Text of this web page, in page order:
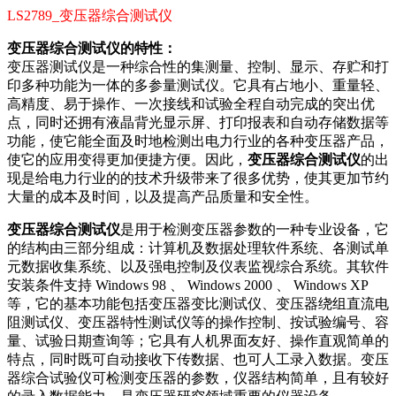
LS2789_变压器综合测试仪
变压器综合测试仪的特性：
变压器测试仪是一种综合性的集测量、控制、显示、存贮和打
印多种功能为一体的多参量测试仪。它具有占地小、重量轻、
高精度、易于操作、一次接线和试验全程自动完成的突出优
点，同时还拥有液晶背光显示屏、打印报表和自动存储数据等
功能，使它能全面及时地检测出电力行业的各种变压器产品，
使它的应用变得更加便捷方便。因此， 变压器综合测试仪的出
现是给电力行业的的技术升级带来了很多优势，使其更加节约
大量的成本及时间，以及提高产品质量和安全性。
变压器综合测试仪是用于检测变压器参数的一种专业设备，它
的结构由三部分组成：计算机及数据处理软件系统、各测试单
元数据收集系统、以及强电控制及仪表监视综合系统。其软件
安装条件支持 Windows 98 、 Windows 2000 、 Windows XP
等，它的基本功能包括变压器变比测试仪、变压器绕组直流电
阻测试仪、变压器特性测试仪等的操作控制、按试验编号、容
量、试验日期查询等；它具有人机界面友好、操作直观简单的
特点，同时既可自动接收下传数据、也可人工录入数据。变压
器综合试验仪可检测变压器的参数，仪器结构简单，且有较好